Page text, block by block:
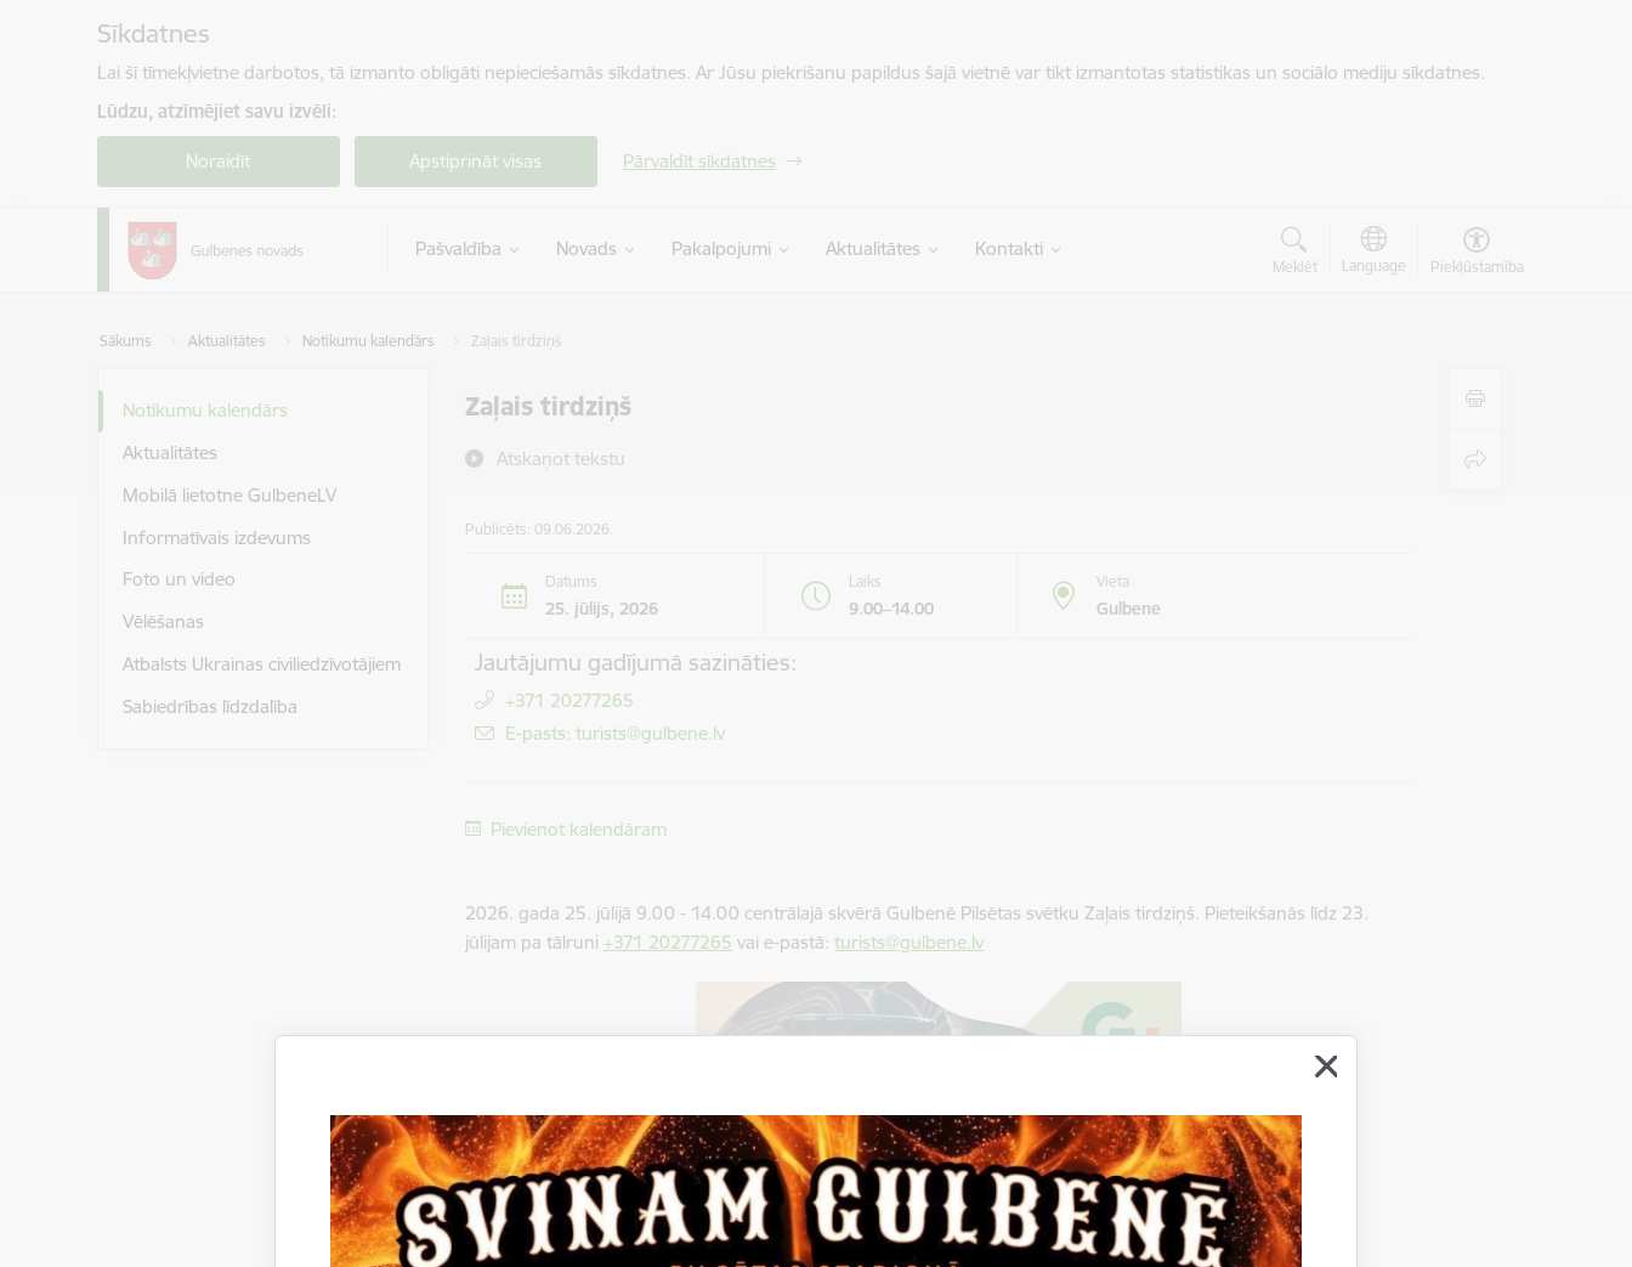
Sīkdatnes
Lai šī tīmekļvietne darbotos, tā izmanto obligāti nepieciešamās sīkdatnes. Ar Jūsu piekrišanu papildus šajā vietnē var tikt izmantotas statistikas un sociālo mediju sīkdatnes.
Lūdzu, atzīmējiet savu izvēli:
Noraidīt Apstiprināt visas Pārvaldīt sīkdatnes
Pašvaldība Novads Pakalpojumi Aktualitātes Kontakti
Meklēt Language Piekļūstamība
Sākums Aktualitātes Notikumu kalendārs Zaļais tirdziņš
Zaļais tirdziņš
Atskaņot tekstu
Notikumu kalendārs
Aktualitātes
Mobilā lietotne GulbeneLV
Informatīvais izdevums
Foto un video
Vēlēšanas
Atbalsts Ukrainas civiliedzīvotājiem
Sabiedrības līdzdalība
Publicēts: 09.06.2026.
Datums
25. jūlijs, 2026
Laiks
9.00–14.00
Vieta
Gulbene
Jautājumu gadījumā sazināties:
+371 20277265
E-pasts: turists@gulbene.lv
Pievienot kalendāram
2026. gada 25. jūlijā 9.00 - 14.00 centrālajā skvērā Gulbenē Pilsētas svētku Zaļais tirdziņš. Pieteikšanās līdz 23.
jūlijam pa tālruni+371 20277265 vai e-pastā:turists@gulbene.lv